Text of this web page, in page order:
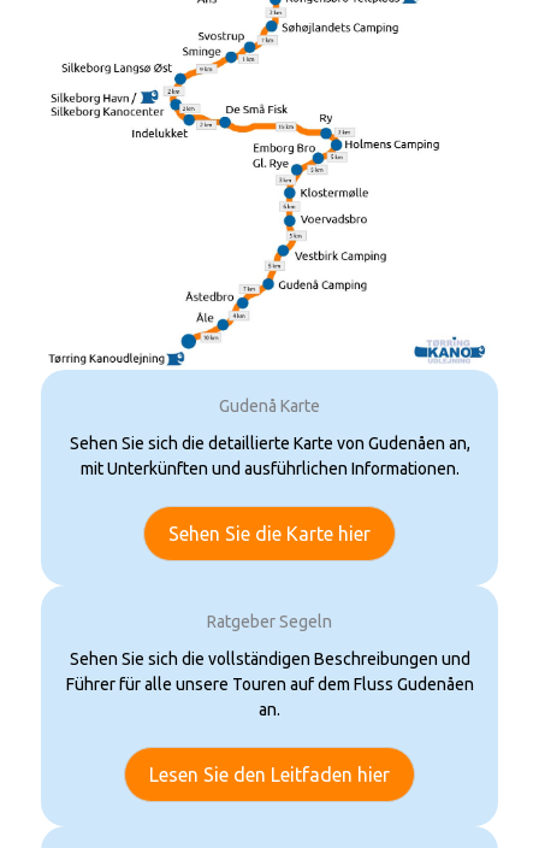
Gudenå Karte
Sehen Sie sich die detaillierte Karte von Gudenåen an,
mit Unterkünften und ausführlichen Informationen.
Sehen Sie die Karte hier
Ratgeber Segeln
Sehen Sie sich die vollständigen Beschreibungen und
Führer für alle unsere Touren auf dem Fluss Gudenåen
an.
Lesen Sie den Leitfaden hier